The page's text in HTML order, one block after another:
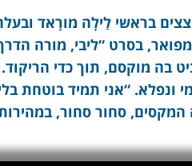
בראשי לַילָה מורָאד
בה מוקסם, תוך כדי
ונפלא. “אני תמיד בוטחת
סחור סחור,